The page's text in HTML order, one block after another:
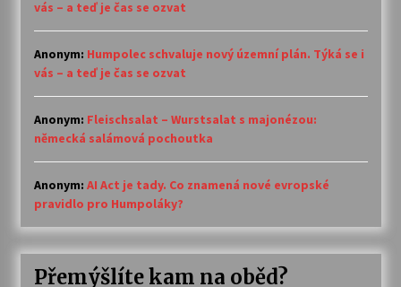
vás – a teď je čas se ozvat
Anonym: Humpolec schvaluje nový územní plán. Týká se i
vás – a teď je čas se ozvat
Anonym: Fleischsalat – Wurstsalat s majonézou:
německá salámová pochoutka
Anonym: AI Act je tady. Co znamená nové evropské
pravidlo pro Humpoláky?
Přemýšlíte kam na oběd?